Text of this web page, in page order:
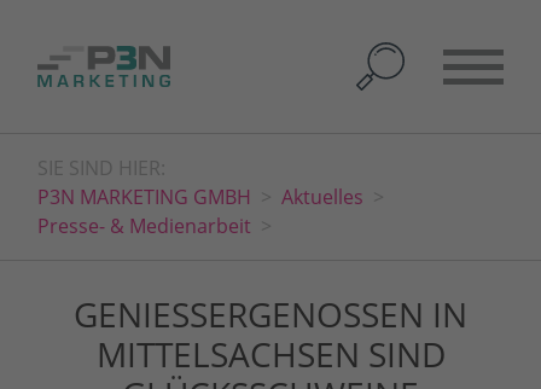
SIE SIND HIER:
P3N MARKETING GMBH
Aktuelles
Presse- & Medienarbeit
GENIESSERGENOSSEN IN M
ITTELSACHSEN SIND G